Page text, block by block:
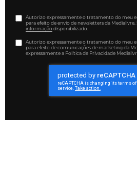
Autorizo expressamente o tratamento do meu
para efeito de envio de newsletters da Medialivre,
informaçãodisponibilizado.
Autorizo expressamente o tratamento do meu
para efeito de comunicações de marketing da
expressamente a Política de Privacidade